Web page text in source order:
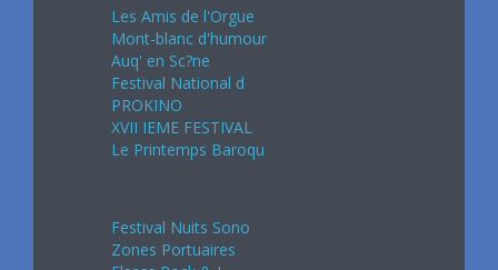
Les Amis de l'Orgue
Mont-blanc d'humour
Auq' en Sc?ne
Festival National d
PROKINO
XVII IEME FESTIVAL
Le Printemps Baroqu
Festival Nuits Sono
Zones Portuaires